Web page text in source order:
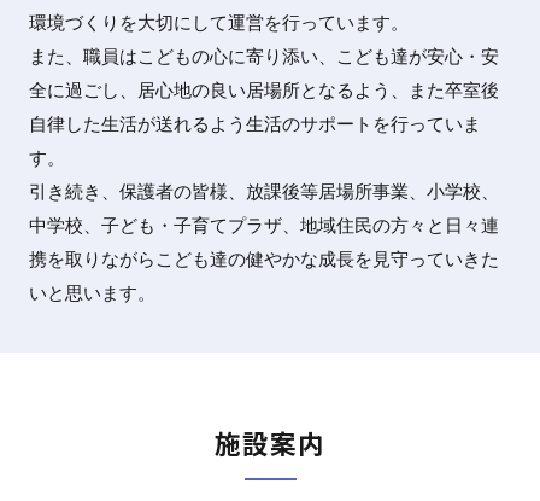
環境づくりを大切にして運営を行っています。
また、職員はこどもの心に寄り添い、こども達が安心・安
全に過ごし、居心地の良い居場所となるよう、また卒室後
自律した生活が送れるよう生活のサポートを行っていま
す。
引き続き、保護者の皆様、放課後等居場所事業、小学校、
中学校、子ども・子育てプラザ、地域住民の方々と日々連
携を取りながらこども達の健やかな成長を見守っていきた
いと思います。
施設案内